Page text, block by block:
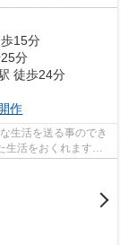
歩15分
25分
徒歩24分
作
生活を送る事のでき
生活をおくれます。